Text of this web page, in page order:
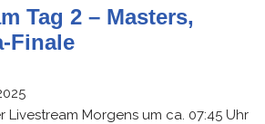
Tag 2 – Masters,
Finale
Morgens um ca. 07:45 Uhr